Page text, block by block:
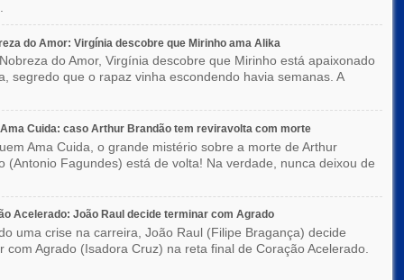
do Amor: Virgínia descobre que Mirinho ama Alika
do Amor, Virgínia descobre que Mirinho está apaixonado
segredo que o rapaz vinha escondendo havia semanas. A
Cuida: caso Arthur Brandão tem reviravolta com morte
Ama Cuida, o grande mistério sobre a morte de Arthur
(Antonio Fagundes) está de volta! Na verdade, nunca deixou de
Acelerado: João Raul decide terminar com Agrado
uma crise na carreira, João Raul (Filipe Bragança) decide
com Agrado (Isadora Cruz) na reta final de Coração Acelerado.